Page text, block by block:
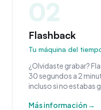
02
Flashback
Tu máquina del
¿Olvidaste grabar?
30 segundos a 2
incluso si no estabas
Más información →